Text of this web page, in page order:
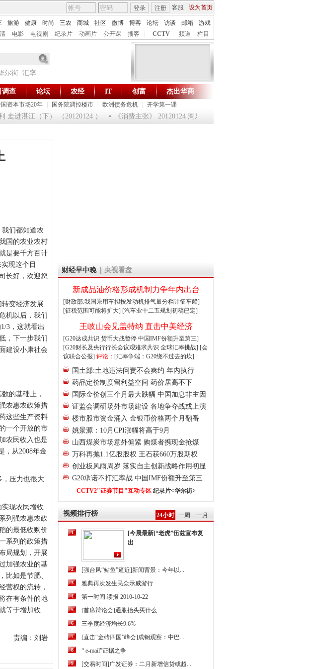
客服 设为首页
登录 注册
旅游 健康 时尚 三农 商城 社区 微博 博客 论坛 访谈 邮箱
游戏
电影 电视剧 纪录片 动画片 公开课 播客 CCTV 频道 栏目
尔街 汇率
财智生活 一键通达
资本市场20年 国务院调控楼市 欧洲债务危机 开学第一课
调查 论坛 农经 IT 创富 杰出华商
进湛江（下） （20120124 ） 《消费主张》 20120124 淘乐龙年味道——鱼跃迎龙合家欢
们都知道农
国的农业农村
是要千方百计
现这个目
长好，欢迎您
变经济发展
机以后，我们
3，这就看出
，下一步我们
建设小康社会
的基础上，
农惠农政策措
这些生产资料
一个开放的市
农民收入也是
，从2008年金
压力也很大
现农民增收
列强农惠农政
的最低收购价
系列的政策措
局规划，开展
加强农业的基
比如是节肥、
营权的流转，
在有条件的地
等于增加收
责编：刘岩
财经早中晚 央视看盘
新成品油价格形成机制力争年内出台
[财政部:我国乘用车拟按发动机排气量分档计征车船]
[征税范围可能将扩大] [汽车业十二五规划初稿已定]
王岐山会见盖特纳 直击中美经济
[G20达成共识 货币大战暂停 中国IMF份额升至第三]
[G20财长及央行行长会议艰难求共识 全球汇率挑战] [会
议联合公报] 评论： [汇率争端：G20绕不过去的坎]
国土部:土地违法问责不会爽约 年内执行
药品定价制度留利益空间 药价居高不下
国际金价创三个月最大跌幅 中国加息非主因
证监会调研场外市场建设 各地争夺战或上演
楼市股市资金涌入 金银币价格两个月翻番
姚景源：10月CPI涨幅将高于9月
山西煤炭市场意外偏紧 购煤者携现金抢煤
万科再抛1.1亿股股权 王石获660万股期权
创业板风雨周岁 落实自主创新战略作用初显
G20承诺不打汇率战 中国IMF份额升至第三
CCTV2"证券节目"互动专区 纪录片<华尔街>
视频排行榜 24小时 一周 一月
1
[今晨最新]“老虎”伍兹宣布复
出
2 [强台风“鲇鱼”逼近]新闻背景：今年以...
3 雅典再次发生民众示威游行
4 第一时间.读报 2010-10-22
5 [首席辩论会]通胀抬头买什么
6 三季度经济增长9.6%
7 [直击“金砖四国”峰会]成钢观察：中巴...
8 “ e-mail”证据之争
9 [交易时间]广发证券：二月新增信贷或超...